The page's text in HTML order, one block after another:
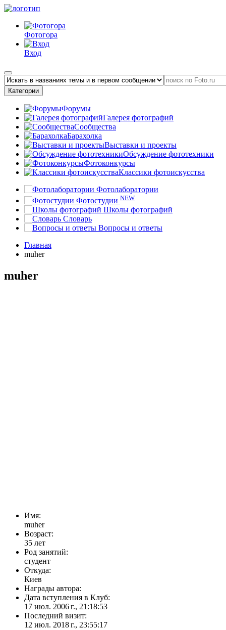
Фотогора
Вход
Категории
Форумы
Галерея фотографий
Сообщества
Барахолка
Выставки и проекты
Обсуждение фототехники
Фотоконкурсы
Классики фотоискусства
Фотолаборатории
Фотостудии NEW
Школы фотографий
Словарь
Вопросы и ответы
Главная
muher
muher
Имя:
muher
Возраст:
35 лет
Род занятий:
студент
Откуда:
Киев
Награды автора:
Дата вступления в Клуб:
17 июл. 2006 г., 21:18:53
Последний визит:
12 июл. 2018 г., 23:55:17